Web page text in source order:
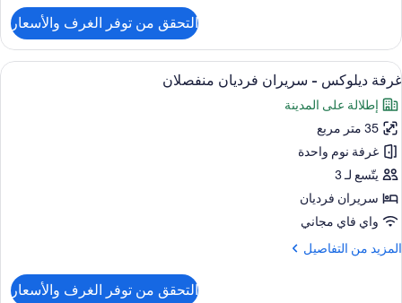
جناح
سرير
ملكي
-
بمنظر
للبحر
(Taksim
Suite)
التحقق من توفر الغرف والأسعار
استعراض
جميع
صور
غرفة
ديلوكس
-
سريران
فرديان
منفصلان
أغطية فراش متميزة وأسرّة تيمبور بديك
7
غرفة ديلوكس - سريران فرديان منفصلان
إطلالة على المدينة
35 متر مربع
غرفة نوم واحدة
يتّسع لـ 3
سريران فرديان
واي فاي مجاني
المزيد من التفاصيل
المزيد
التحقق من توفر الغرف والأسعار